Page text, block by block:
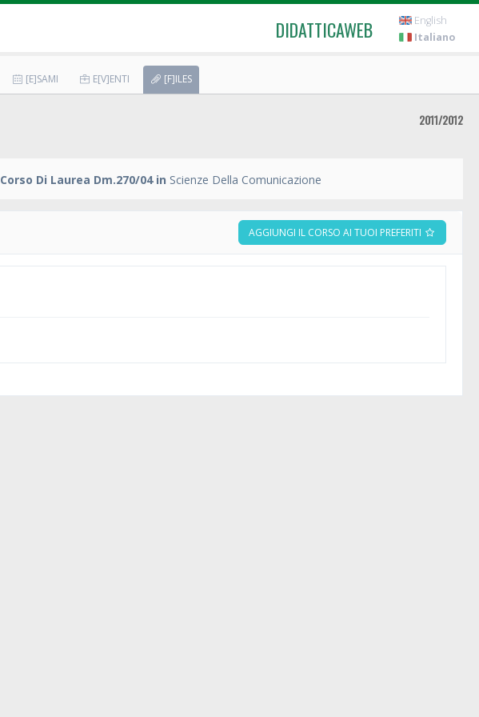
DIDATTICAWEB
English
Italiano
[E]SAMI E[V]ENTI [F]ILES
2011/2012
Corso Di Laurea Dm.270/04 in Scienze Della Comunicazione
AGGIUNGI IL CORSO AI TUOI PREFERITI